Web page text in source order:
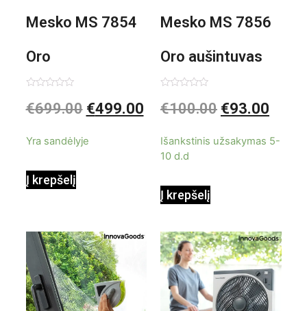
Mesko MS 7854
Oro
kondicionierius
0
iš
€699.00 €499.00
Yra sandėlyje
Į krepšelį
Mesko MS 7856
Oro aušintuvas
be ašmenų 3in1
0
iš
€100.00 €93.00
Išankstinis užsakymas 5-
10 d.d
Į krepšelį